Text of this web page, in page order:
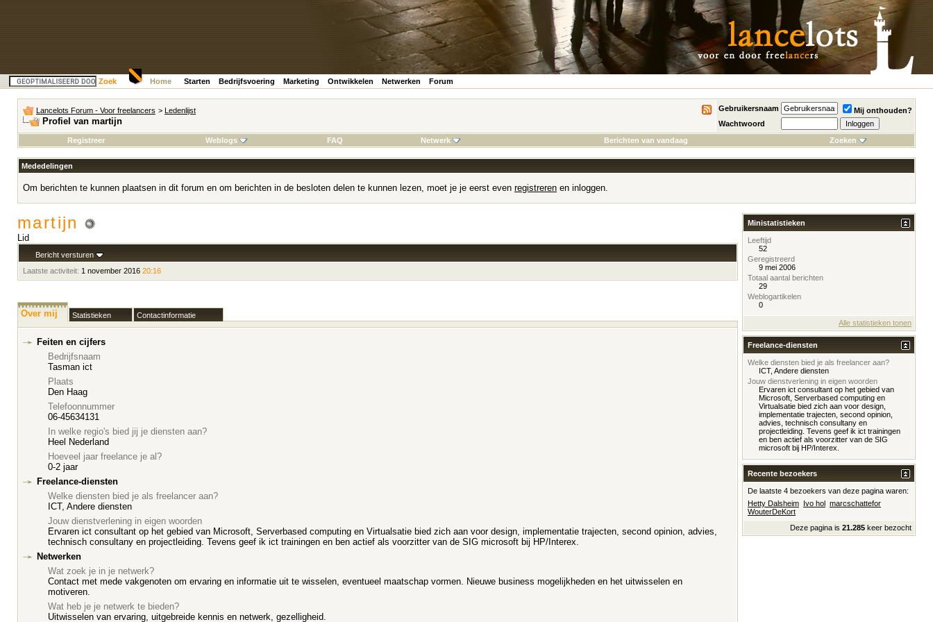
Zoek Home Starten Bedrijfsvoering Marketing Ontwikkelen Netwerken Forum
Lancelots Forum - Voor freelancers > Ledenlijst
Profiel van martijn
Gebruikersnaam
Mij onthouden?
Wachtwoord
Registreer
Weblogs FAQ Netwerk Berichten van vandaag Zoeken
Mededelingen
Om berichten te kunnen plaatsen in dit forum en om berichten in de besloten delen te kunnen lezen, moet je je eerst even registreren en inloggen.
martijn
Lid
Bericht versturen
Laatste activiteit: 1 november 2016 20:16
Over mij Statistieken Contactinformatie
Feiten en cijfers
Bedrijfsnaam
Tasman ict
Plaats
Den Haag
Telefoonnummer
06-45634131
In welke regio's bied jij je diensten aan?
Heel Nederland
Hoeveel jaar freelance je al?
0-2 jaar
Freelance-diensten
Welke diensten bied je als freelancer aan?
ICT, Andere diensten
Jouw dienstverlening in eigen woorden
Ervaren ict consultant op het gebied van Microsoft, Serverbased computing en Virtualsatie bied zich aan voor design, implementatie trajecten, second opinion, advies,
technisch consultany en projectleiding. Tevens geef ik ict trainingen en ben actief als voorzitter van de SIG microsoft bij HP/Interex.
Netwerken
Wat zoek je in je netwerk?
Contact met mede vakgenoten om ervaring en informatie uit te wisselen, eventueel maatschap vormen. Nieuwe business mogelijkheden en het uitwisselen en
motiveren.
Wat heb je je netwerk te bieden?
Uitwisselen van ervaring, uitgebreide kennis en netwerk, gezelligheid.
Ministatistieken
Leeftijd
52
Geregistreerd
9 mei 2006
Totaal aantal berichten
29
Weblogartikelen
0
Alle statistieken tonen
Freelance-diensten
Welke diensten bied je als freelancer aan?
ICT, Andere diensten
Jouw dienstverlening in eigen woorden
Ervaren ict consultant op het gebied van
Microsoft, Serverbased computing en
Virtualsatie bied zich aan voor design,
implementatie trajecten, second opinion,
advies, technisch consultany en
projectleiding. Tevens geef ik ict trainingen
en ben actief als voorzitter van de SIG
microsoft bij HP/Interex.
Recente bezoekers
De laatste 4 bezoekers van deze pagina waren:
Hetty Dalsheim Ivo hol marcschattefor
WouterDeKort
Deze pagina is 21.285 keer bezocht